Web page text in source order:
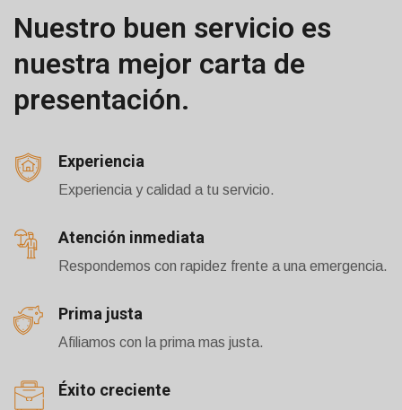
Nuestro buen servicio es
nuestra mejor carta de
presentación.
Experiencia
Experiencia y calidad a tu servicio.
Atención inmediata
Respondemos con rapidez frente a una emergencia.
Prima justa
Afiliamos con la prima mas justa.
Éxito creciente